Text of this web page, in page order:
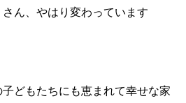
ん、やはり変わっています
どもたちにも恵まれて幸せな家